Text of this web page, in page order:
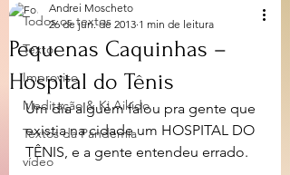
Todos os textos
Texto
Improviso
Meditação & Ki Aikido
Textos da Pandemia
vídeo
Pequenas Caquinhas –
Hospital do Tênis
Andrei Moscheto
26 de jun. de 2013 1 min de leitura
Um dia alguém falou pra gente que
existia na cidade um HOSPITAL DO
TÊNIS, e a gente entendeu errado.